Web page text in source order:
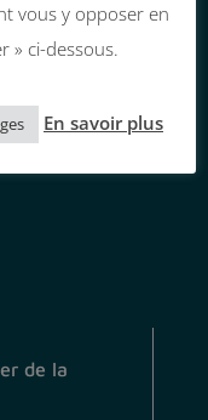
de la
vous y opposer en
» ci-dessous.
En savoir plus